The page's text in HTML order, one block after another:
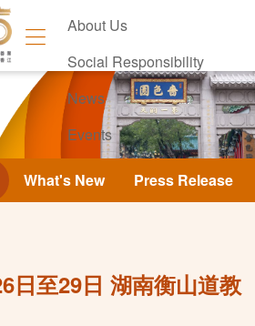
About Us
Social Responsibility
News
Events
Contact Us
What's New Press Release
日至29日 湖南衡山道教